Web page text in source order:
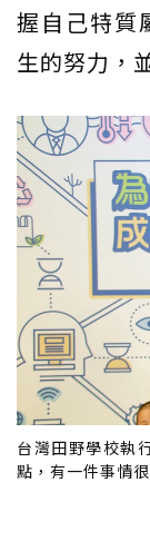
握自己特質
生的努力，
台灣田野學校執
點，有一件事情